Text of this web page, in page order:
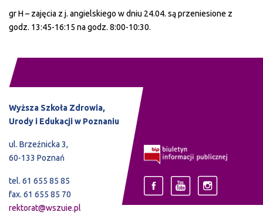
gr H – zajęcia z j. angielskiego w dniu 24.04. są przeniesione z
godz. 13:45-16:15 na godz. 8:00-10:30.
Wyższa Szkoła Zdrowia,
Urody i Edukacji w Poznaniu
ul. Brzeźnicka 3,
60-133 Poznań
tel. 61 655 85 85
fax. 61 655 85 70
rektorat@wszuie.pl